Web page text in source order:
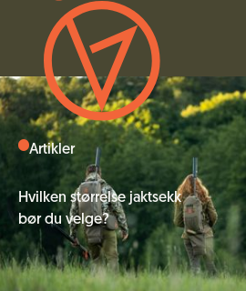
Artikler
Hvilken størrelse jaktsekk
bør du velge?